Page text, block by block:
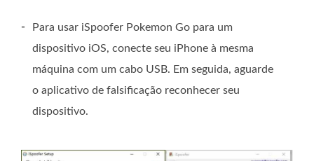
-
Para usar iSpoofer Pokemon Go para um
dispositivo iOS, conecte seu iPhone à mesma
máquina com um cabo USB. Em seguida, aguarde
o aplicativo de falsificação reconhecer seu
dispositivo.